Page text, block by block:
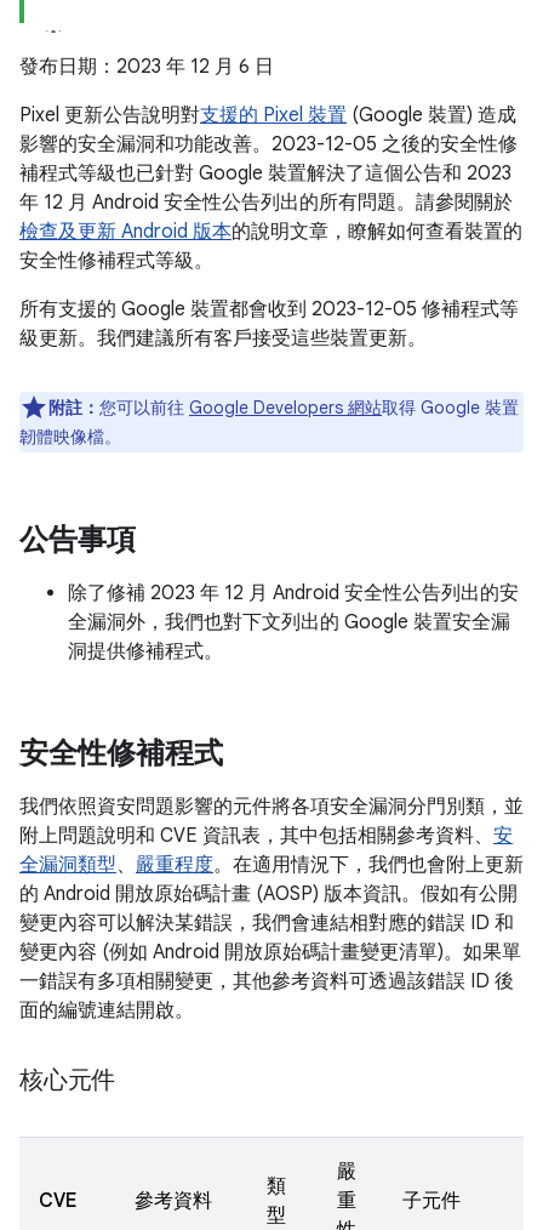
發布日期：2023 年 12 月 6 日
Pixel 更新公告說明對支援的 Pixel 裝置 (Google 裝置) 造成
影響的安全漏洞和功能改善。2023-12-05 之後的安全性修
補程式等級也已針對 Google 裝置解決了這個公告和 2023
年 12 月 Android 安全性公告列出的所有問題。請參閱關於
檢查及更新 Android 版本的說明文章，瞭解如何查看裝置的
安全性修補程式等級。
所有支援的 Google 裝置都會收到 2023-12-05 修補程式等
級更新。我們建議所有客戶接受這些裝置更新。
附註： 您可以前往 Google Developers 網站取得 Google 裝置
韌體映像檔。
公告事項
除了修補 2023 年 12 月 Android 安全性公告列出的安
全漏洞外，我們也對下文列出的 Google 裝置安全漏
洞提供修補程式。
安全性修補程式
我們依照資安問題影響的元件將各項安全漏洞分門別類，並
附上問題說明和 CVE 資訊表，其中包括相關參考資料、 安
全漏洞類型、 嚴重程度。在適用情況下，我們也會附上更新
的 Android 開放原始碼計畫 (AOSP) 版本資訊。假如有公開
變更內容可以解決某錯誤，我們會連結相對應的錯誤 ID 和
變更內容 (例如 Android 開放原始碼計畫變更清單)。如果單
一錯誤有多項相關變更，其他參考資料可透過該錯誤 ID 後
面的編號連結開啟。
核心元件
CVE 參考資料
類
型
嚴
重
子元件